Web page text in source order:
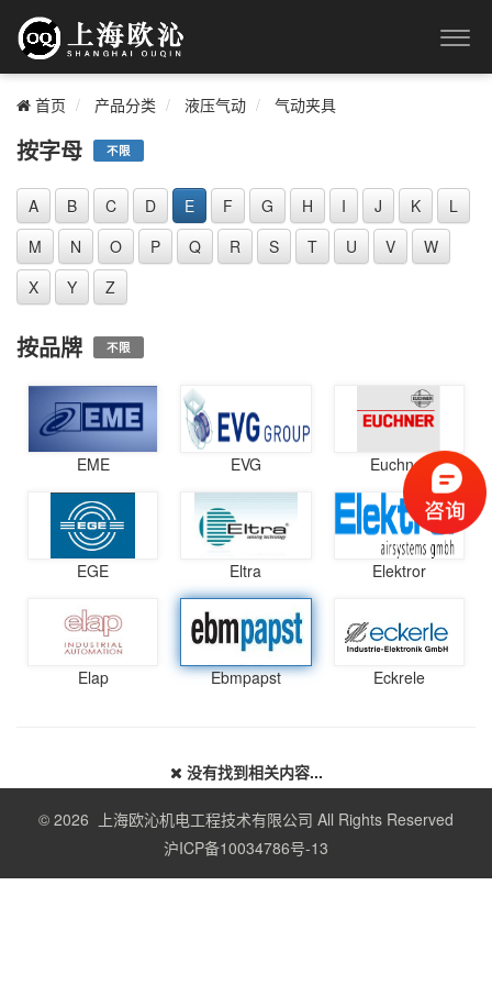
首页 产品分类 液压气动 气动夹具
按字母 不限
A B C D E F G H I J K
L
M
N O P Q R S T U V
W
X
Y Z
按品牌 不限
EME EVG Euchner
EGE Eltra Elektror
Elap Ebmpapst Eckrele
没有找到相关内容...
© 2026 上海欧沁机电工程技术有限公司 All Rights Reserved
沪ICP备10034786号-13